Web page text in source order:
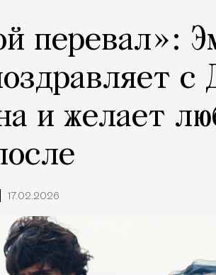
перевал»:
с
и желает
17.02.2026